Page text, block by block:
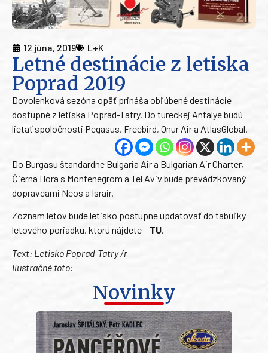
12 júna, 2019 L+K
Letné destinácie z letiska
Poprad 2019
Dovolenková sezóna opäť prináša obľúbené destinácie
dostupné z letiska Poprad-Tatry. Do tureckej Antalye budú
lietať spoločnosti Pegasus, Freebird, Onur Air a AtlasGlobal.
Do Burgasu štandardne Bulgaria Air a Bulgarian Air Charter,
Čierna Hora s Montenegrom a Tel Aviv bude prevádzkovaný
dopravcami Neos a Israir.
Zoznam letov bude letisko postupne updatovať do tabuľky
letového poriadku, ktorú nájdete – TU.
Text: Letisko Poprad-Tatry /r
Ilustračné foto:
Novinky